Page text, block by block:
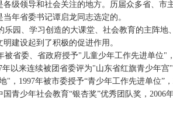
级领导和社会关注的地方。历届众多省、市
年省委书记谭启龙同志选定的。
园、学习创造的大课堂、社会教育的主阵地
建设起到了积极的促进作用。
省委、省政府授予"儿童少年工作先进单位"
以来连续被团省委评为"山东省红旗青少年宫"
，1997年被市委授予“青少年工作先进单位”
青少年社会教育“银杏奖”优秀团队奖，2006